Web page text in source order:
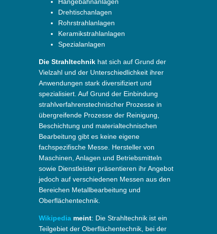
Drehtischanlagen
Rohrstrahlanlagen
Keramikstrahlanlagen
Spezialanlagen
Die Strahltechnik hat sich auf Grund der
Vielzahl und der Unterschiedlichkeit ihrer
Anwendungen stark diversifiziert und
spezialisiert. Auf Grund der Einbindung
strahlverfahrenstechnischer Prozesse in
übergreifende Prozesse der Reinigung,
Beschichtung und materialtechnischen
Bearbeitung gibt es keine eigene
fachspezifische Messe. Hersteller von
Maschinen, Anlagen und Betriebsmitteln
sowie Dienstleister präsentieren ihr Angebot
jedoch auf verschiedenen Messen aus den
Bereichen Metallbearbeitung und
Oberflächentechnik.
Wikipedia meint: Die Strahltechnik ist ein
Teilgebiet der Oberflächentechnik, bei der